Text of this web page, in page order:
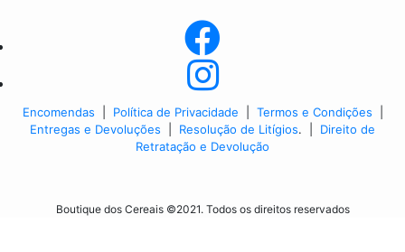
Encomendas Política de Privacidade Termos e Condições
Entregas e Devoluções
Resolução de Litígios. | Direito de
Retratação e Devolução
Boutique dos Cereais ©2021. Todos os direitos reservados